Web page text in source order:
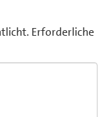
Erforderliche